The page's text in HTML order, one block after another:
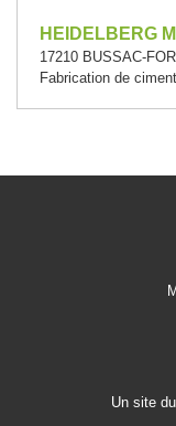
HEIDELBERG
17210 BUSSAC-
Fabrication de ciment
Un site